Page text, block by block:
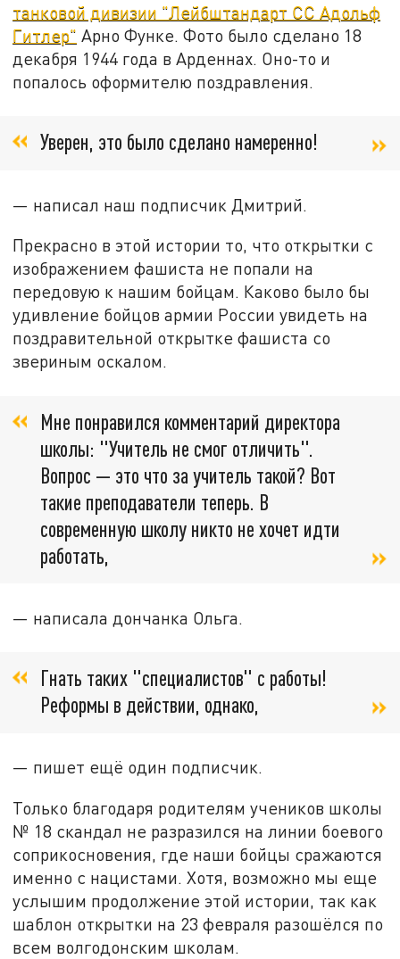
танковой дивизии "Лейбштандарт СС Адольф
Гитлер" Арно Функе. Фото было сделано 18
декабря 1944 года в Арденнах. Оно-то и
попалось оформителю поздравления.
Уверен, это было сделано намеренно!
— написал наш подписчик Дмитрий.
Прекрасно в этой истории то, что открытки с
изображением фашиста не попали на
передовую к нашим бойцам. Каково было бы
удивление бойцов армии России увидеть на
поздравительной открытке фашиста со
звериным оскалом.
Мне понравился комментарий директора
школы: "Учитель не смог отличить".
Вопрос — это что за учитель такой? Вот
такие преподаватели теперь. В
современную школу никто не хочет идти
работать,
— написала дончанка Ольга.
Гнать таких "специалистов" с работы!
Реформы в действии, однако,
— пишет ещё один подписчик.
Только благодаря родителям учеников школы
№ 18 скандал не разразился на линии боевого
соприкосновения, где наши бойцы сражаются
именно с нацистами. Хотя, возможно мы еще
услышим продолжение этой истории, так как
шаблон открытки на 23 февраля разошёлся по
всем волгодонским школам.